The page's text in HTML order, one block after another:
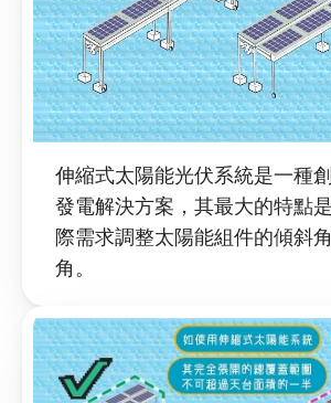
伸縮式太陽能光伏系統是一種
發電解決方案，其最大的特點
際需求調整太陽能組件的傾斜
角。